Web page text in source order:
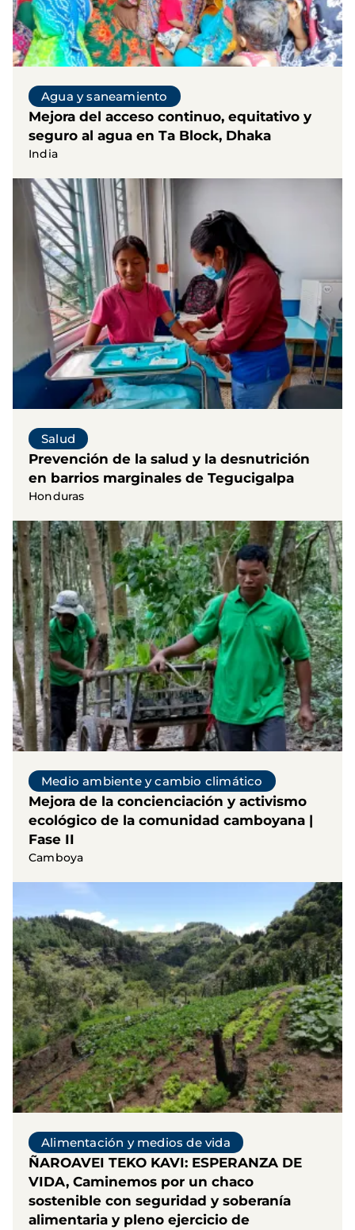
Agua y saneamiento
Mejora del acceso continuo, equitativo y
seguro al agua en Ta Block, Dhaka
India
Salud
Prevención de la salud y la desnutrición
en barrios marginales de Tegucigalpa
Honduras
Medio ambiente y cambio climático
Mejora de la concienciación y activismo
ecológico de la comunidad camboyana |
Fase II
Camboya
Alimentación y medios de vida
ÑAROAVEI TEKO KAVI: ESPERANZA DE
VIDA, Caminemos por un chaco
sostenible con seguridad y soberanía
alimentaria y pleno ejercicio de